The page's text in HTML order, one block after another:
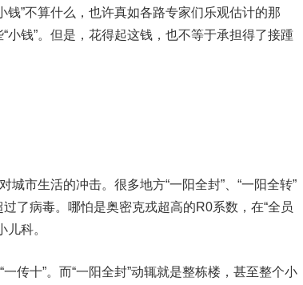
”不算什么，也许真如各路专家们乐观估计的那
小钱”。但是，花得起这钱，也不等于承担得了接踵
市生活的冲击。很多地方“一阳全封”、“一阳全转”
了病毒。哪怕是奥密克戎超高的R0系数，在“全员
科。
传十”。而“一阳全封”动辄就是整栋楼，甚至整个小